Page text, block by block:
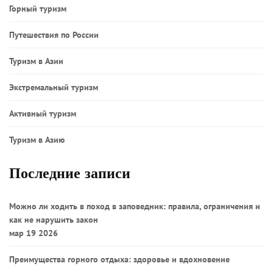
Горный туризм
Путешествия по России
Туризм в Азии
Экстремальный туризм
Активный туризм
Туризм в Азию
Последние записи
Можно ли ходить в поход в заповедник: правила, ограничения и
как не нарушить закон
мар 19 2026
Преимущества горного отдыха: здоровье и вдохновение